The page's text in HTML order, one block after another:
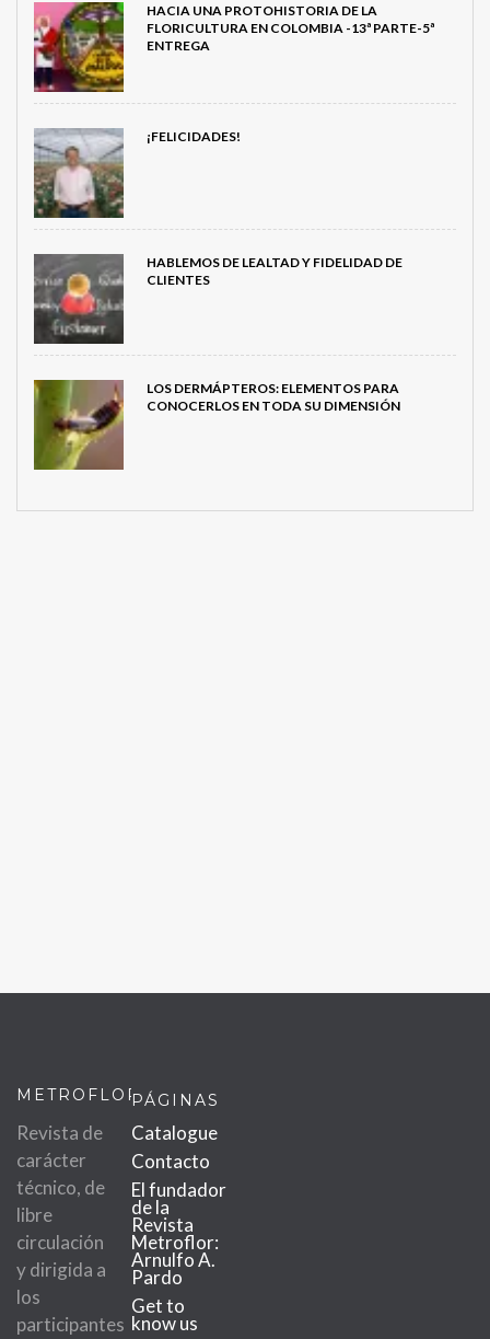
HACIA UNA PROTOHISTORIA DE LA
FLORICULTURA EN COLOMBIA -13ª PARTE-5ª
ENTREGA
¡FELICIDADES!
HABLEMOS DE LEALTAD Y FIDELIDAD DE
CLIENTES
LOS DERMÁPTEROS: ELEMENTOS PARA
CONOCERLOS EN TODA SU DIMENSIÓN
METROFLOR
Revista de
carácter
técnico, de
libre
circulación
y dirigida a
los
participantes
PÁGINAS
Catalogue
Contacto
El fundador
de la
Revista
Metroflor:
Arnulfo A.
Pardo
Get to
know us